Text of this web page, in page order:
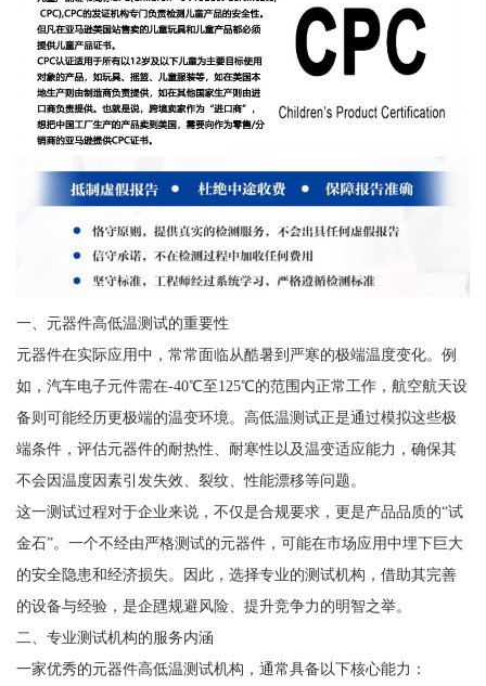
一、元器件高低温测试的重要性
元器件在实际应用中，常常面临从酷暑到严寒的极端温度变化。例
如，汽车电子元件需在-40℃至125℃的范围内正常工作，航空航天设
备则可能经历更极端的温变环境。高低温测试正是通过模拟这些极
端条件，评估元器件的耐热性、耐寒性以及温变适应能力，确保其
不会因温度因素引发失效、裂纹、性能漂移等问题。
这一测试过程对于企业来说，不仅是合规要求，更是产品品质的“试
金石”。一个不经由严格测试的元器件，可能在市场应用中埋下巨大
的安全隐患和经济损失。因此，选择专业的测试机构，借助其完善
的设备与经验，是企瓼规避风险、提升竞争力的明智之举。
二、专业测试机构的服务内涵
一家优秀的元器件高低温测试机构，通常具备以下核心能力：